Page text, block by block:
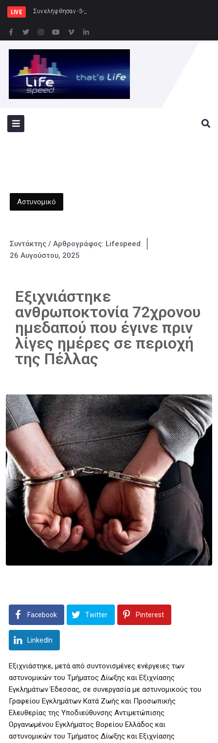
LIVE Συνελήφθησαν -3- άτομα για καλλιέργεια
Αστυνομικό
Συντάκτης / Αρθρογράφος: Lifespeed
26 Αυγούστου, 2025
Εξιχνιάστηκε
ανθρωποκτονία 72χρονου
ημεδαπού που έγινε πριν
λίγες ημέρες σε περιοχή
της Πέλλας
Facebook Twitter Pinterest
LinkedIn
Εξιχνιάστηκε, μετά από συντονισμένες ενέργειες των
αστυνομικών του Τμήματος Δίωξης και Εξιχνίασης
Εγκλημάτων Έδεσσας, σε συνεργασία με αστυνομικούς του
Γραφείου Εγκλημάτων Κατά Ζωής και Προσωπικής
Ελευθερίας της Υποδιεύθυνσης Αντιμετώπισης
Οργανωμένου Εγκλήματος Βορείου Ελλάδος και
αστυνομικών του Τμήματος Δίωξης και Εξιχνίασης